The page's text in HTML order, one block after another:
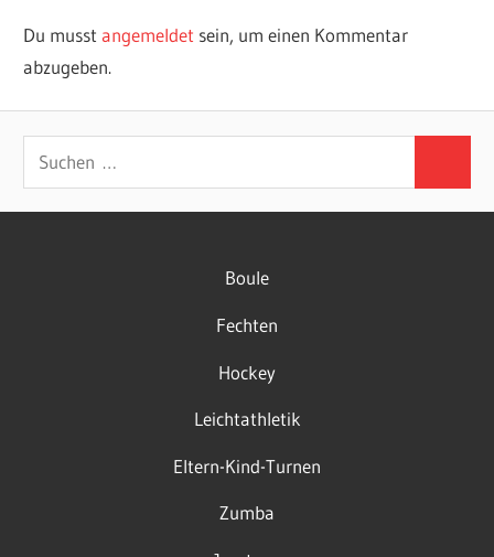
Du musstangemeldet sein, um einen Kommentar
abzugeben.
Suchen
nach:
Boule
Fechten
Hockey
Leichtathletik
Eltern-Kind-Turnen
Zumba